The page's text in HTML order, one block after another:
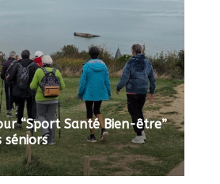
“Sport Santé Bien-être”
séniors